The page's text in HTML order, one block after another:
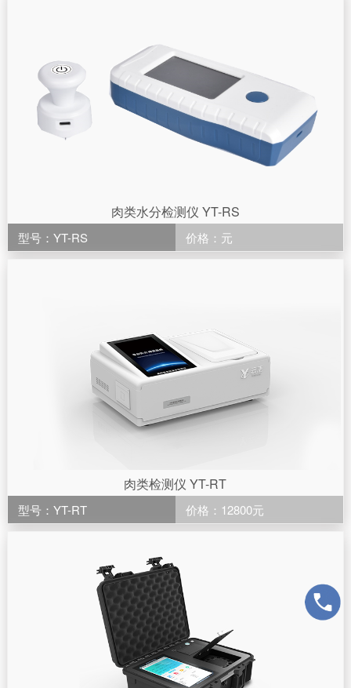
肉类水分检测仪 YT-RS
型号：YT-RS 价格：元
肉类检测仪 YT-RT
型号：YT-RT 价格：12800元